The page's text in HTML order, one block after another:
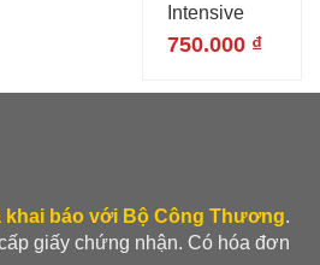
Intensive
750.000 ₫
khai báo với Bộ Công Thương.
giấy chứng nhận. Có hóa đơn